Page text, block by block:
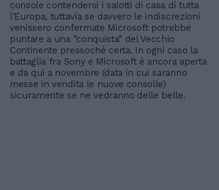
console contendersi i salotti di casa di tutta
l'Europa, tuttavia se davvero le indiscrezioni
venissero confermate Microsoft potrebbe
puntare a una “conquista” del Vecchio
Continente pressoché certa. In ogni caso la
battaglia fra Sony e Microsoft è ancora aperta
e da qui a novembre (data in cui saranno
messe in vendita le nuove consolle)
sicuramente se ne vedranno delle belle.